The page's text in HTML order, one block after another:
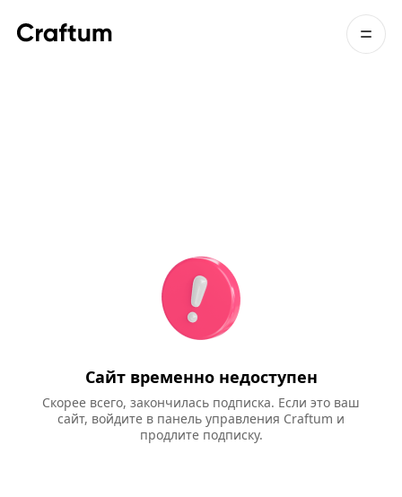
Сайт временно недоступен
Скорее всего, закончилась подписка. Если это ваш
сайт, войдите в панель управления Craftum и
продлите подписку.